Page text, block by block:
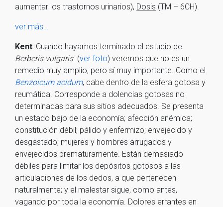
aumentar los trastornos urinarios), Dosis (TM – 6CH).
ver más…
Kent: Cuando hayamos terminado el estudio de
Berberis vulgaris(ver foto) veremos que no es un
remedio muy amplio, pero sí muy importante. Como el
Benzoicum acidum, cabe dentro de la esfera gotosa y
reumática. Corresponde a dolencias gotosas no
determinadas para sus sitios adecuados. Se presenta
un estado bajo de la economía; afección anémica;
constitución débil; pálido y enfermizo; envejecido y
desgastado; mujeres y hombres arrugados y
envejecidos prematuramente. Están demasiado
débiles para limitar los depósitos gotosos a las
articulaciones de los dedos, a que pertenecen
naturalmente; y el malestar sigue, como antes,
vagando por toda la economía. Dolores errantes en